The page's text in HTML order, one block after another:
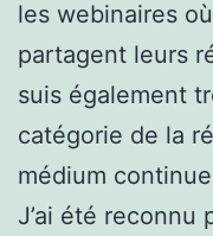
les webinaires
partagent leurs
suis également
catégorie de la
médium
J’ai été reconnu